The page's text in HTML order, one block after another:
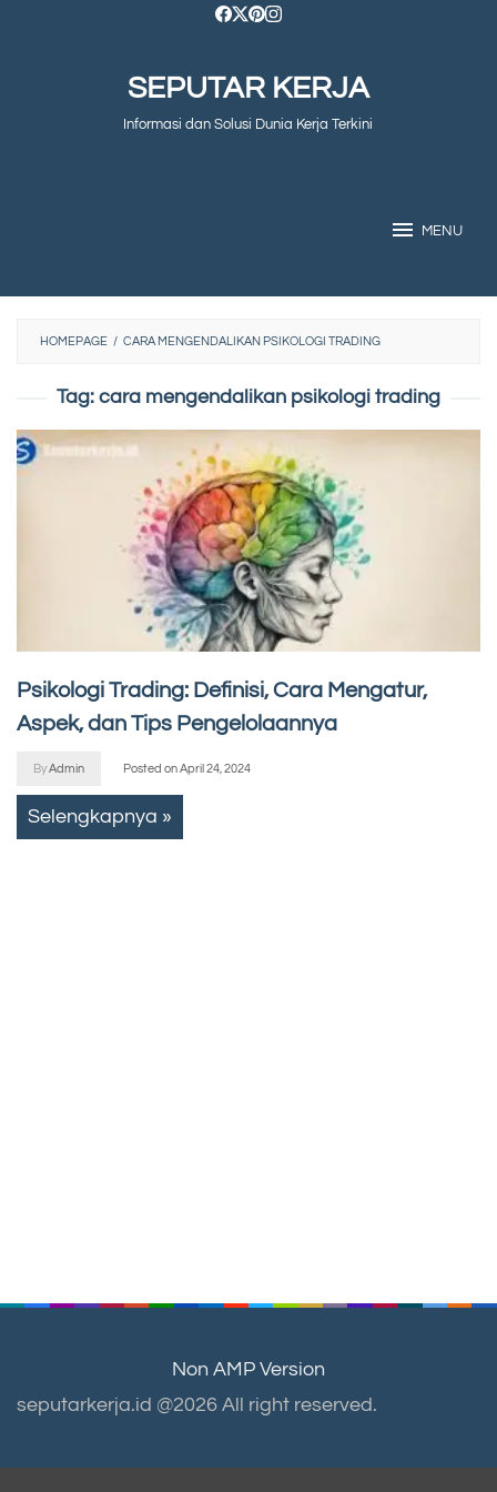
SEPUTAR KERJA
Informasi dan Solusi Dunia Kerja Terkini
MENU
HOMEPAGE / CARA MENGENDALIKAN PSIKOLOGI TRADING
Tag: cara mengendalikan psikologi trading
Psikologi Trading: Definisi, Cara Mengatur,
Aspek, dan Tips Pengelolaannya
ByAdmin Posted onApril 24, 2024
Selengkapnya »
Non AMP Version
seputarkerja.id @2026 All right reserved.